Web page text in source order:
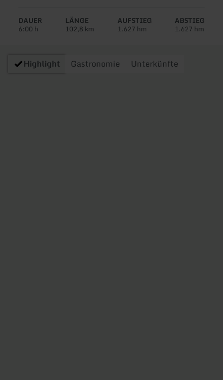
Tour:
DAUER
6:00 h
LÄNGE
102,8 km
AUFSTIEG
1.627 hm
ABSTIEG
1.627 hm
Highlight Gastronomie Unterkünfte